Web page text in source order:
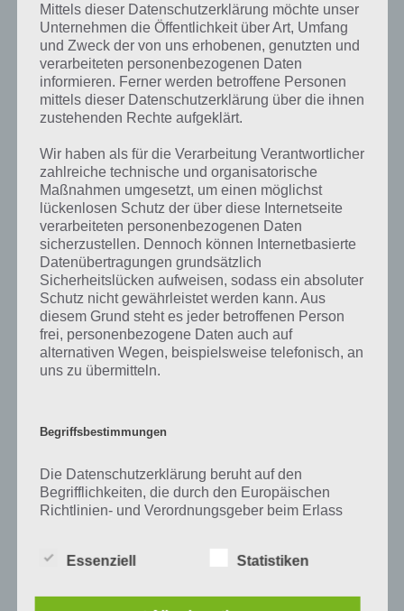
Kurze Begriffserklärung zur Lösung Rohr
Rohr ist die Lösung für das tägliche Rätsel am 4.9.2024 in 4 Bilder 1
Wort, doch welche Bedeutung hat dieses eigentlich und was gibt es
dazu zu wissen? Passt das Wort auch zu Auf der Baustelle? Zu
kurze Begriffserklärung!
Zu Rohr haben wir zunächst keine weiteren Informationen parat!
Auf WhatsApp teilen Teilen auf Facebook
Tweet auf Twitter
Mittels dieser Datenschutzerklärung möchte unser
Unternehmen die Öffentlichkeit über Art, Umfang
und Zweck der von uns erhobenen, genutzten und
verarbeiteten personenbezogenen Daten
informieren. Ferner werden betroffene Personen
mittels dieser Datenschutzerklärung über die ihnen
zustehenden Rechte aufgeklärt.
Wir haben als für die Verarbeitung Verantwortlicher
zahlreiche technische und organisatorische
Maßnahmen umgesetzt, um einen möglichst
lückenlosen Schutz der über diese Internetseite
verarbeiteten personenbezogenen Daten
sicherzustellen. Dennoch können Internetbasierte
Datenübertragungen grundsätzlich
Sicherheitslücken aufweisen, sodass ein absoluter
Schutz nicht gewährleistet werden kann. Aus
diesem Grund steht es jeder betroffenen Person
frei, personenbezogene Daten auch auf
alternativen Wegen, beispielsweise telefonisch, an
uns zu übermitteln.
Begriffsbestimmungen
Die Datenschutzerklärung beruht auf den
Begrifflichkeiten, die durch den Europäischen
Richtlinien- und Verordnungsgeber beim Erlass
soll sowohl für die Öffentlichkeit als auch für
lesbar und verständlich sein. Um dies zu
Essenziell Statistiken